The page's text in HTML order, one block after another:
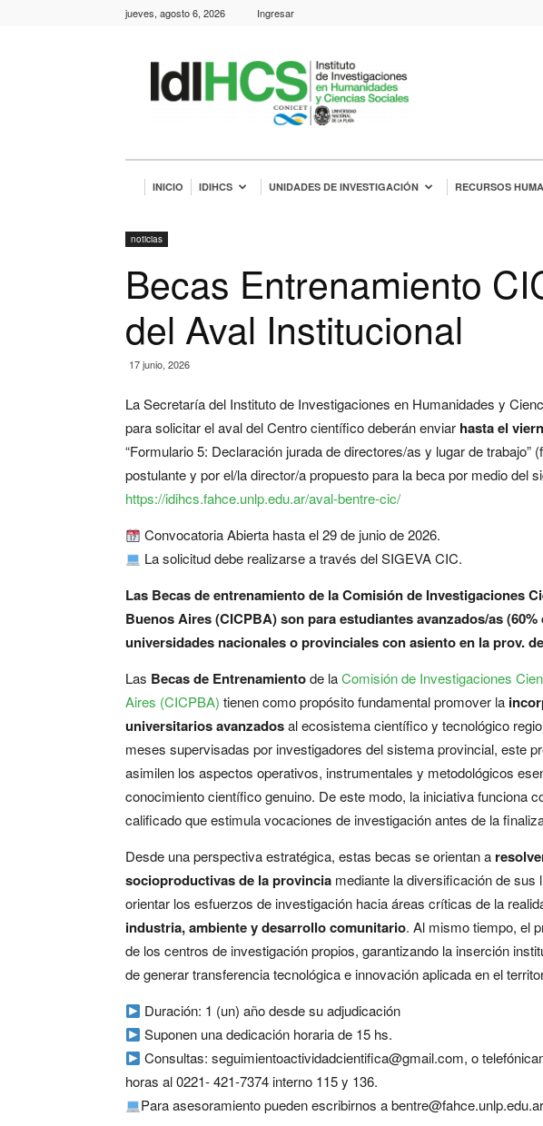
jueves, agosto 6, 2026 Ingresar
IdIHCS
INICIO IDIHCS UNIDADES DE INVESTIGACIÓN RECURSOS
noticias
Becas Entrenamiento
del Aval Institucional
17 junio, 2026
La Secretaría del Instituto de Investigaciones en Humanidades y
para solicitar el aval del Centro científico deberán enviar hasta el
“Formulario 5: Declaración jurada de directores/as y lugar de trabajo”
postulante y por el/la director/a propuesto para la beca por medio del
https://idihcs.fahce.unlp.edu.ar/aval-bentre-cic/
Convocatoria Abierta hasta el 29 de junio de 2026.
La solicitud debe realizarse a través del SIGEVA CIC.
Las Becas de entrenamiento de la Comisión de Investigaciones
Buenos Aires (CICPBA) son para estudiantes avanzados/as
universidades nacionales o provinciales con asiento en la prov.
Las Becas de Entrenamientode laComisión de Investigaciones
Aires (CICPBA) tienen como propósito fundamental promover la
universitarios avanzadosal ecosistema científico y tecnológico
meses supervisadas por investigadores del sistema provincial, este
asimilen los aspectos operativos, instrumentales y metodológicos
conocimiento científico genuino. De este modo, la iniciativa funciona
calificado que estimula vocaciones de investigación antes de la
Desde una perspectiva estratégica, estas becas se orientan a
socioproductivas de la provincia mediante la diversificación de sus
orientar los esfuerzos de investigación hacia áreas críticas de la
industria, ambiente y desarrollo comunitario. Al mismo tiempo, el
de los centros de investigación propios, garantizando la inserción
de generar transferencia tecnológica e innovación aplicada en el
Duración: 1 (un) año desde su adjudicación
Suponen una dedicación horaria de 15 hs.
Consultas: seguimientoactividadcientifica@gmail.com, o
horas al 0221- 421-7374 interno 115 y 136.
Para asesoramiento pueden escribirnos a bentre@fahce.unlp.edu.ar